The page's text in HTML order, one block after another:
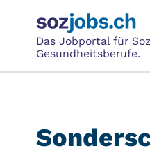
Das Jobportal für
Gesundheitsberufe.